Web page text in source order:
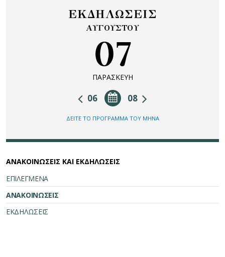
ΕΚΔΗΛΩΣΕΙΣ
ΑΥΓΟΥΣΤΟΥ
07
ΠΑΡΑΣΚΕΥΗ
08
06
ΔΕΙΤΕ ΤΟ ΠΡΟΓΡΑΜΜΑ ΤΟΥ ΜΗΝΑ
ΑΝΑΚΟΙΝΩΣΕΙΣ ΚΑΙ ΕΚΔΗΛΩΣΕΙΣ
ΕΠΙΛΕΓΜΕΝΑ
ΑΝΑΚΟΙΝΩΣΕΙΣ
ΕΚΔΗΛΩΣΕΙΣ